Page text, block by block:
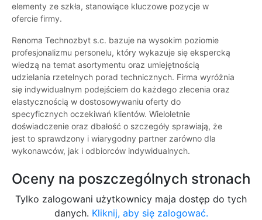
elementy ze szkła, stanowiące kluczowe pozycje w
ofercie firmy.
Renoma Technozbyt s.c. bazuje na wysokim poziomie
profesjonalizmu personelu, który wykazuje się ekspercką
wiedzą na temat asortymentu oraz umiejętnością
udzielania rzetelnych porad technicznych. Firma wyróżnia
się indywidualnym podejściem do każdego zlecenia oraz
elastycznością w dostosowywaniu oferty do
specyficznych oczekiwań klientów. Wieloletnie
doświadczenie oraz dbałość o szczegóły sprawiają, że
jest to sprawdzony i wiarygodny partner zarówno dla
wykonawców, jak i odbiorców indywidualnych.
Oceny na poszczególnych stronach
Tylko zalogowani użytkownicy maja dostęp do tych
danych. Kliknij, aby się zalogować.